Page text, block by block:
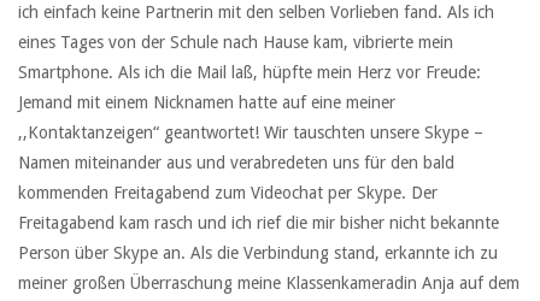
ich einfach keine Partnerin mit den selben Vorlieben fand. Als ich
eines Tages von der Schule nach Hause kam, vibrierte mein
Smartphone. Als ich die Mail laß, hüpfte mein Herz vor Freude:
Jemand mit einem Nicknamen hatte auf eine meiner
,,Kontaktanzeigen“ geantwortet! Wir tauschten unsere Skype –
Namen miteinander aus und verabredeten uns für den bald
kommenden Freitagabend zum Videochat per Skype. Der
Freitagabend kam rasch und ich rief die mir bisher nicht bekannte
Person über Skype an. Als die Verbindung stand, erkannte ich zu
meiner großen Überraschung meine Klassenkameradin Anja auf dem